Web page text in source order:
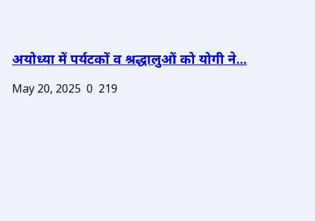
अयोध्या में पर्यटकों व श्रद्धालुओं को योगी ने...
May 20, 2025 0 219